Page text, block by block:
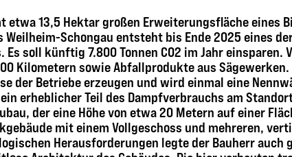
etwa 13,5 Hektar großen Erweiterungsfläche eines
Schongau entsteht bis Ende 2025 eines
soll künftig 7.800 Tonnen CO2 im Jahr einsparen.
Kilometern sowie Abfallprodukte aus
der Betriebe erzeugen und wird einmal eine
erheblicher Teil des Dampfverbrauchs am
der eine Höhe von etwa 20 Metern auf einer
mit einem Vollgeschoss und mehreren,
Herausforderungen legte der Bauherr auch